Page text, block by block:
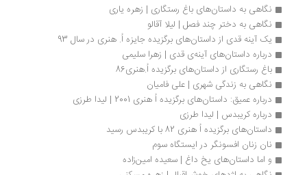
نگاهی به داستان‌های باغ رستگاری | زهره یاری
نگاهی به دختر چند فصل | لیلا آقالو
یک آینه قدی از داستان‌های برگزیده جایزه اُ. هنری در سال 93
درباره داستان‌های آینه‌ی قدی | زهرا سلیمی
باغ رستگاری از داستان‌های برگزیده اُ.هنری86
نگاهی به زندگی شهری | علی فامیان
درباره عمیق: داستان‌های برگزیده اُ هنری 2001 | لیدا طرزی
درباره کریبدس | لیدا طرزی
داستان‌های برگزیده اُ هنری 82 با کریبدس رسید
نان زنان افسونگر در ایستگاه سوم
و اما داستان‌های یخ داغ | سعیده امین‌زاده